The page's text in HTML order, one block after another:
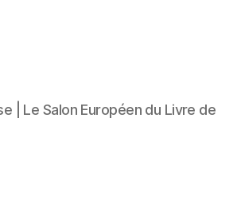
| Le Salon Européen du Livre de